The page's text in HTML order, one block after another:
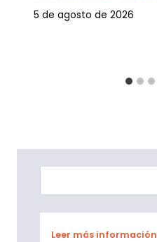
5 de agosto de 2026
Leer más información